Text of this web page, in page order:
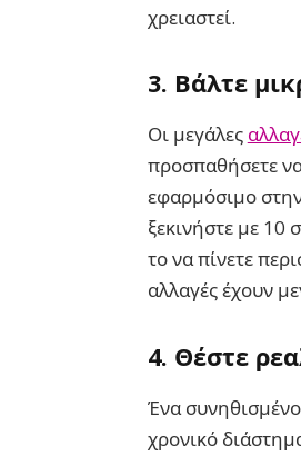
χρειαστεί.
3. Βάλτε
Οι μεγάλες
προσπαθήσετε
εφαρμόσιμο
ξεκινήστε με 10
το να πίνετε
αλλαγές έχουν
4. Θέστε
Ένα
χρονικό